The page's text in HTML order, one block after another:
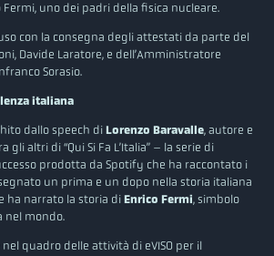
Fermi, uno dei padri della fisica nucleare.
con la consegna degli attestati da parte del
Davide Laratore, e dell’Amministratore
Sorasio.
italiana
dallo speech diLorenzo Baravalle, autore e
altri di “Qui Si Fa L’Italia” – la serie di
prodotta da Spotify che ha raccontato i
un prima e un dopo nella storia italiana
ha narrato la storia diEnrico Fermi, simbolo
nel mondo.
nel quadro delle attività di eVISO per il